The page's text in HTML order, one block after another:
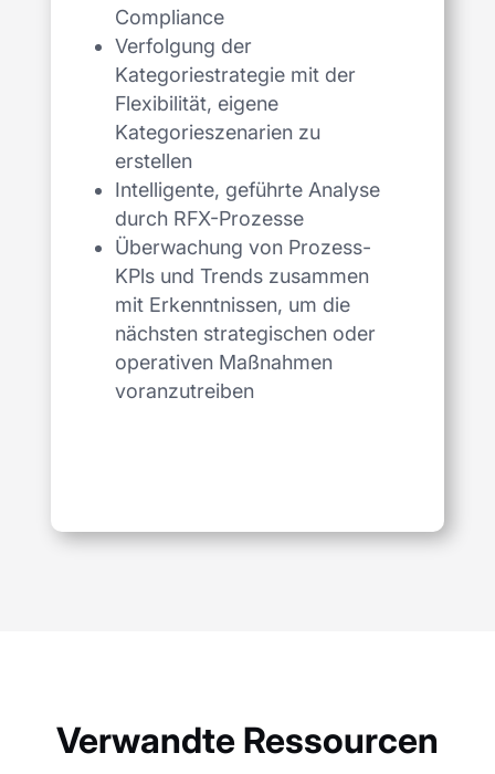
Compliance
Verfolgung der
Kategoriestrategie mit der
Flexibilität, eigene
Kategorieszenarien zu
erstellen
Intelligente, geführte Analyse
durch RFX-Prozesse
Überwachung von Prozess-
KPls und Trends zusammen
mit Erkenntnissen, um die
nächsten strategischen oder
operativen Maßnahmen
voranzutreiben
Verwandte Ressourcen